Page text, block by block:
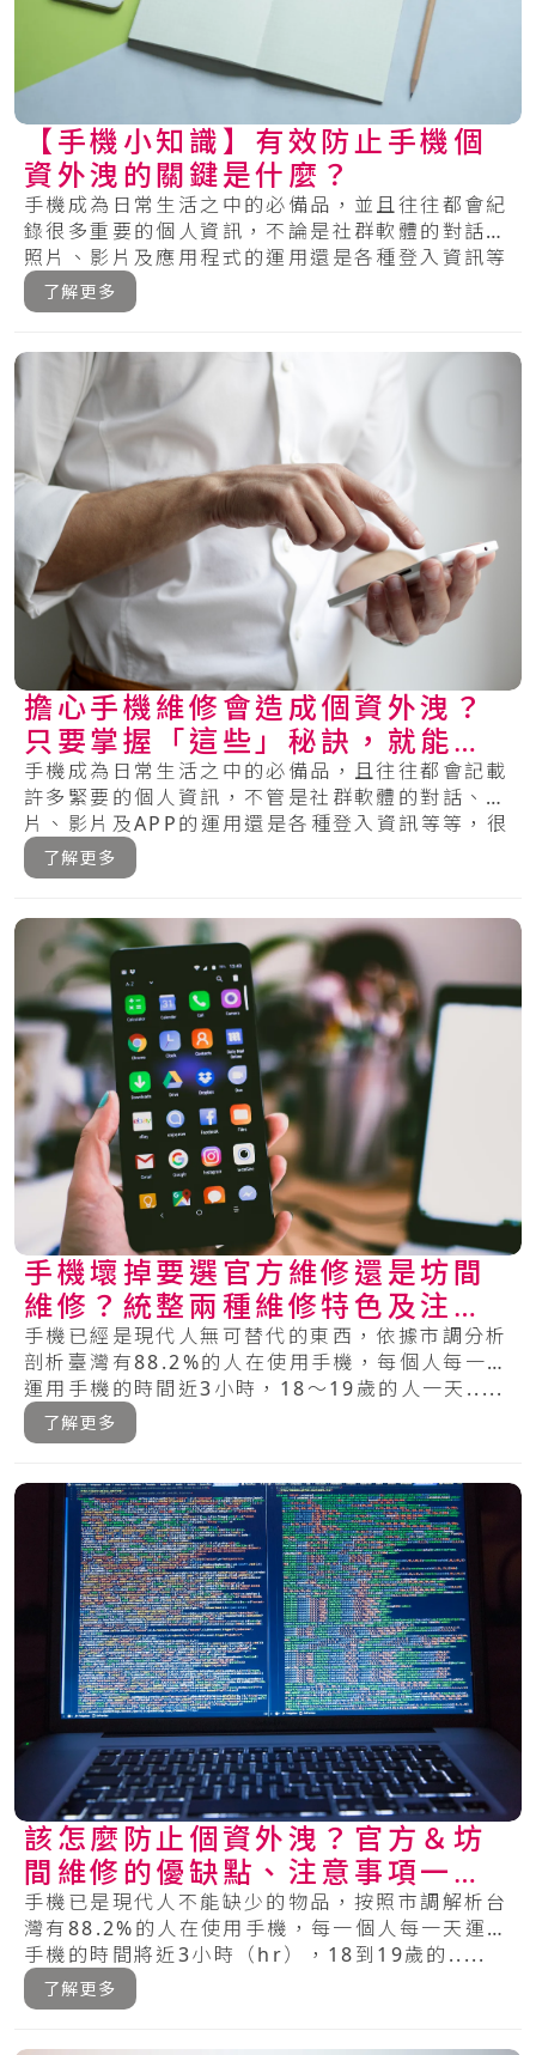
【手機小知識】有效防止手機個
資外洩的關鍵是什麼？
手機成為日常生活之中的必備品，並且往往都會紀
錄很多重要的個人資訊，不論是社群軟體的對話、
照片、影片及應用程式的運用還是各種登入資訊等
等，.....
了解更多
擔心手機維修會造成個資外洩？
只要掌握「這些」秘訣，就能保
護你的手機安全！
手機成為日常生活之中的必備品，且往往都會記載
許多緊要的個人資訊，不管是社群軟體的對話、相
片、影片及APP的運用還是各種登入資訊等等，很
多.....
了解更多
手機壞掉要選官方維修還是坊間
維修？統整兩種維修特色及注意
事項
手機已經是現代人無可替代的東西，依據市調分析
剖析臺灣有88.2%的人在使用手機，每個人每一天
運用手機的時間近3小時，18～19歲的人一天.....
了解更多
該怎麼防止個資外洩？官方＆坊
間維修的優缺點、注意事項一次
看懂！
手機已是現代人不能缺少的物品，按照市調解析台
灣有88.2%的人在使用手機，每一個人每一天運用
手機的時間將近3小時（hr），18到19歲的.....
了解更多